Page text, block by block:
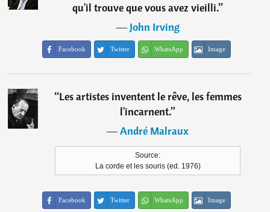
qu'il trouve que vous avez vieilli.”
―John Irving
Facebook Twitter WhatsApp Image
“Les artistes inventent le rêve, les femmes
l'incarnent.”
―André Malraux
Source:
La corde et les souris (ed. 1976)
Facebook Twitter WhatsApp Image